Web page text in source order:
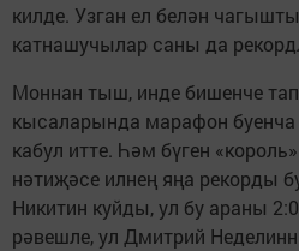
килде. Узган ел белән
катнашучылар саны да
Моннан тыш, инде бишенче
кысаларында марафон
кабул итте. Һәм бүген
нәтиҗәсе илнең яңа рекорды
Никитин куйды, ул бу араны
рәвешле, ул Дмитрий